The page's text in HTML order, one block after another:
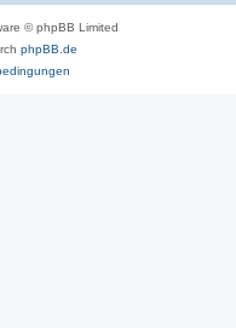
© phpBB Limited
phpBB.de